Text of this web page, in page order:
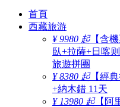
首頁
西藏旅游
¥ 9980 起【含
臥+拉薩+日喀
旅遊拼團
¥ 8380 起【經
+納木錯 11天
¥ 13980 起【阿